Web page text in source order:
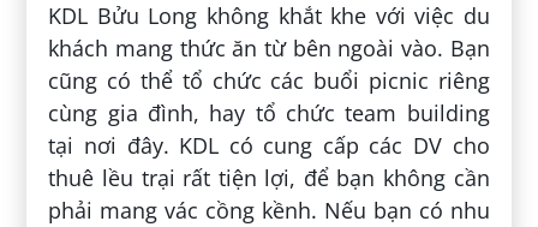
KDL Bửu Long không khắt khe với việc du
khách mang thức ăn từ bên ngoài vào. Bạn
cũng có thể tổ chức các buổi picnic riêng
cùng gia đình, hay tổ chức team building
tại nơi đây. KDL có cung cấp các DV cho
thuê lều trại rất tiện lợi, để bạn không cần
phải mang vác cồng kềnh. Nếu bạn có nhu